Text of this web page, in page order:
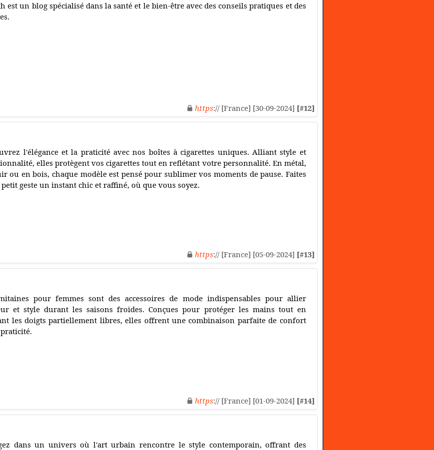
est un blog spécialisé dans la santé et le bien-être avec des conseils pratiques et des
https:// [France] [30-09-2024] [#12]
l'élégance et la praticité avec nos boîtes à cigarettes uniques. Alliant style et
elles protègent vos cigarettes tout en reflétant votre personnalité. En métal,
ou en bois, chaque modèle est pensé pour sublimer vos moments de pause. Faites
petit geste un instant chic et raffiné, où que vous soyez.
https:// [France] [05-09-2024] [#13]
pour femmes sont des accessoires de mode indispensables pour allier
et style durant les saisons froides. Conçues pour protéger les mains tout en
les doigts partiellement libres, elles offrent une combinaison parfaite de confort
https:// [France] [01-09-2024] [#14]
dans un univers où l'art urbain rencontre le style contemporain, offrant des